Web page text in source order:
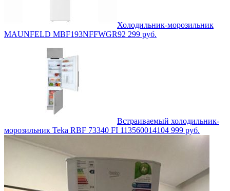
Холодильник-морозильник
MAUNFELD MBF193NFFWGR92 299 руб.
Встраиваемый холодильник-
морозильник Teka RBF 73340 FI 113560014104 999 руб.